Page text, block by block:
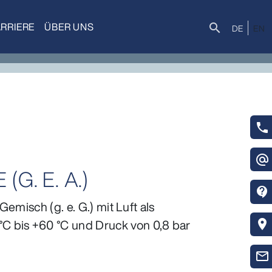
ÜBER UNS Suche
search DE EN
phone
alternate_email
contact_support
location_on
mail_outline
E. A.)
(g. e. G.) mit Luft als
bis +60 °C und Druck von 0,8 bar